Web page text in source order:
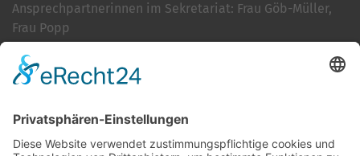
Ansprechpartnerinnen im Sekretariat: Frau Göb-Müller,
Frau Popp